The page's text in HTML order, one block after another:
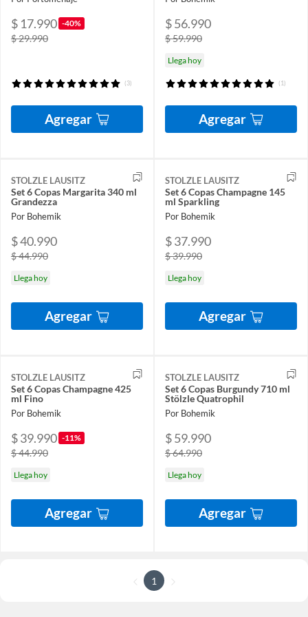
$ 17.990 -40%
$ 29.990
(3)
Agregar
$ 56.990
$ 59.990
Llega hoy
(1)
Agregar
STOLZLE LAUSITZ
Set 6 Copas Margarita 340 ml
Grandezza
Por Bohemik
$ 40.990
$ 44.990
Llega hoy
Agregar
STOLZLE LAUSITZ
Set 6 Copas Champagne 145
ml Sparkling
Por Bohemik
$ 37.990
$ 39.990
Llega hoy
Agregar
STOLZLE LAUSITZ
Set 6 Copas Champagne 425
ml Fino
Por Bohemik
$ 39.990 -11%
$ 44.990
Llega hoy
Agregar
STOLZLE LAUSITZ
Set 6 Copas Burgundy 710 ml
Stölzle Quatrophil
Por Bohemik
$ 59.990
$ 64.990
Llega hoy
Agregar
1